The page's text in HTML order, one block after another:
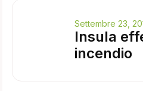
Settembre 23,
Insula
incendio